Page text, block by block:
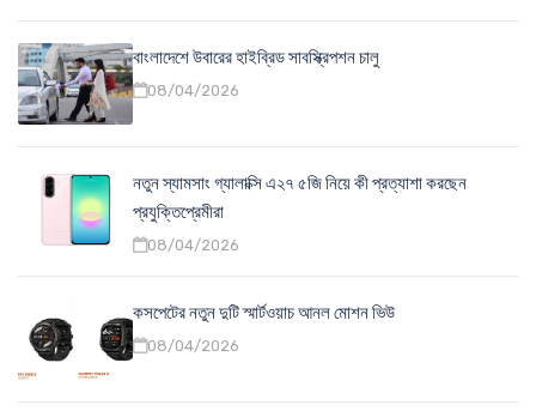
বাংলাদেশে উবারের হাইব্রিড সাবস্ক্রিপশন চালু
08/04/2026
নতুন স্যামসাং গ্যালাক্সি এ২৭ ৫জি নিয়ে কী প্রত্যাশা করছেন
প্রযুক্তিপ্রেমীরা
08/04/2026
কসপেটের নতুন দুটি স্মার্টওয়াচ আনল মোশন ভিউ
08/04/2026